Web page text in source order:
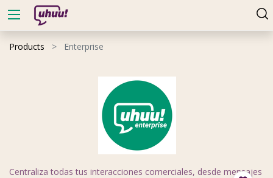
Products Enterprise
Centraliza todas tus interacciones comerciales, desde mensajes